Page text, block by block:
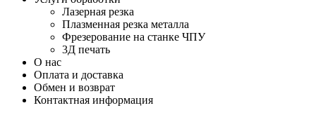
Лазерная резка
Плазменная резка металла
Фрезерование на станке ЧПУ
3Д печать
О нас
Оплата и доставка
Обмен и возврат
Контактная информация